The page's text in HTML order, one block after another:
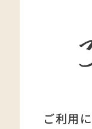
ご利用